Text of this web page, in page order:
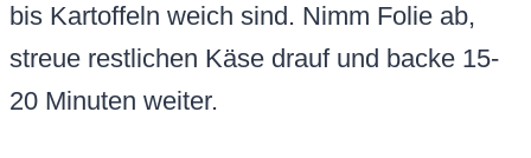
bis Kartoffeln weich sind. Nimm Folie ab,
streue restlichen Käse drauf und backe 15-
20 Minuten weiter.